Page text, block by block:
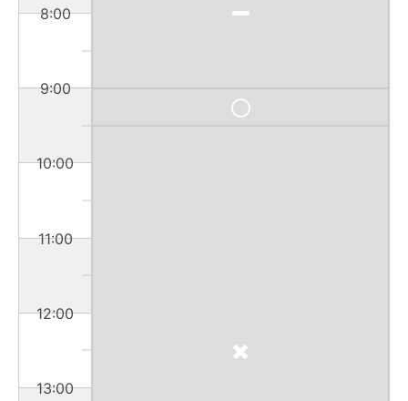
8:00
9:00
10:00
11:00
12:00
13:00